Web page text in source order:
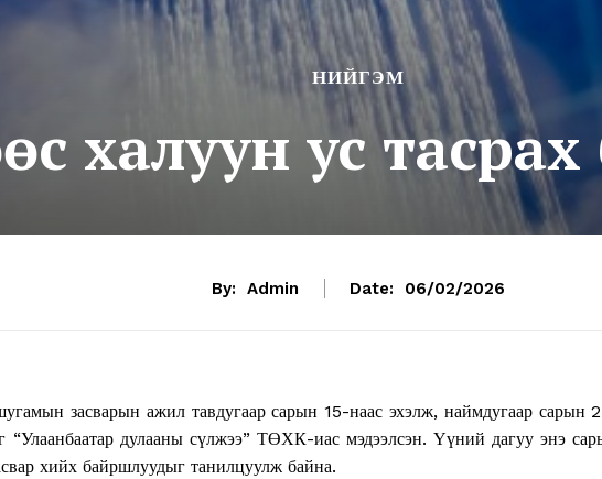
НИЙГЭМ
халуун ус
By: Admin Date: 06/02/2026
засварын ажил тавдугаар сарын 15-наас эхэлж, наймдугаар сарын
“Улаанбаатар дулааны сүлжээ” ТӨХК-иас мэдээлсэн. Үүний дагуу энэ
хийх байршлуудыг танилцуулж байна.